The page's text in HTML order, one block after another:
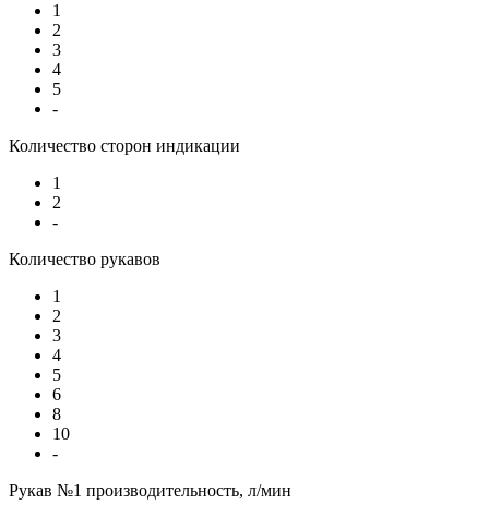
1
2
3
4
5
-
Количество сторон индикации
1
2
-
Количество рукавов
1
2
3
4
5
6
8
10
-
Рукав №1 производительность, л/мин